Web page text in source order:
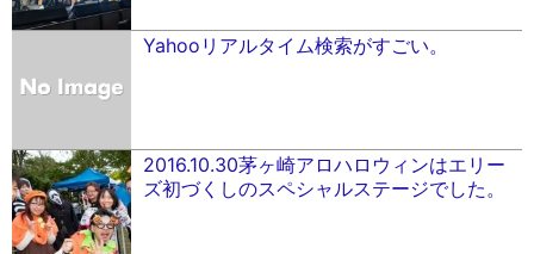
Yahooリアルタイム検索がすごい。
2016.10.30茅ヶ崎アロハロウィンはエリー
ズ初づくしのスペシャルステージでした。